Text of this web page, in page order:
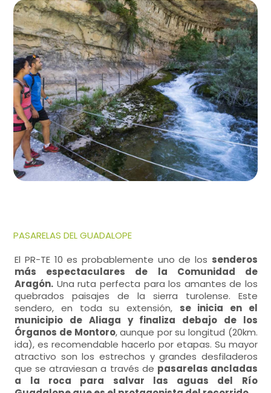
PASARELAS DEL GUADALOPE
El PR-TE 10 es probablemente uno de los senderos
más espectaculares de la Comunidad de
Aragón. Una ruta perfecta para los amantes de los
quebrados paisajes de la sierra turolense. Este
sendero, en toda su extensión, se inicia en el
municipio de Aliaga y finaliza debajo de los
Órganos de Montoro, aunque por su longitud (20km.
ida), es recomendable hacerlo por etapas. Su mayor
atractivo son los estrechos y grandes desfiladeros
que se atraviesan a través de pasarelas ancladas
a la roca para salvar las aguas del Río